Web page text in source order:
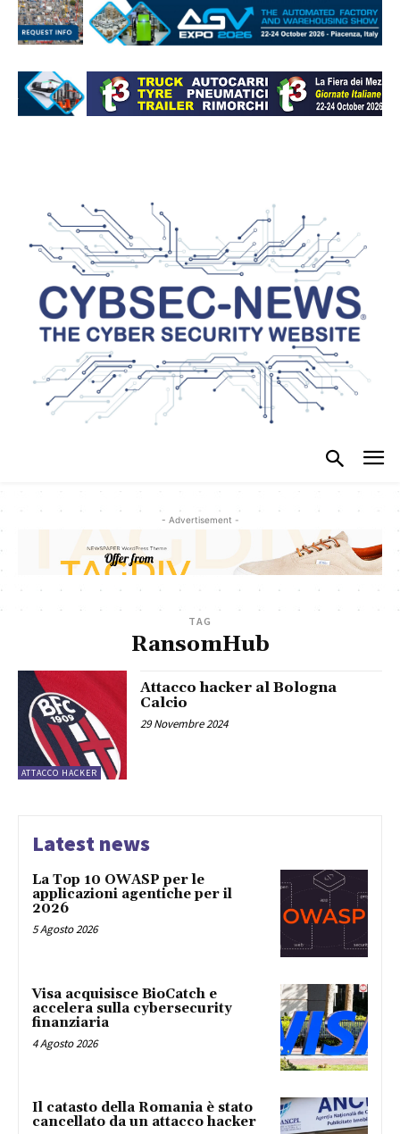
- Advertisement -
TAG
RansomHub
ATTACCO HACKER
Attacco hacker al Bologna
Calcio
29 Novembre 2024
Latest news
La Top 10 OWASP per le
applicazioni agentiche per il
2026
5 Agosto 2026
Visa acquisisce BioCatch e
accelera sulla cybersecurity
finanziaria
4 Agosto 2026
Il catasto della Romania è stato
cancellato da un attacco hacker